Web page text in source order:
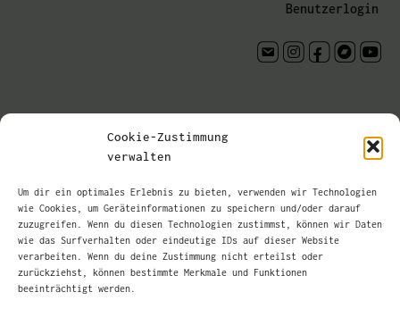
Cookie-Zustimmung
verwalten
Um dir ein optimales Erlebnis zu bieten, verwenden wir Technologien
wie Cookies, um Geräteinformationen zu speichern und/oder darauf
zuzugreifen. Wenn du diesen Technologien zustimmst, können wir Daten
wie das Surfverhalten oder eindeutige IDs auf dieser Website
verarbeiten. Wenn du deine Zustimmung nicht erteilst oder
zurückziehst, können bestimmte Merkmale und Funktionen
beeinträchtigt werden.
Benutzerlogin
Kontaktinstagram.com
facebook.com